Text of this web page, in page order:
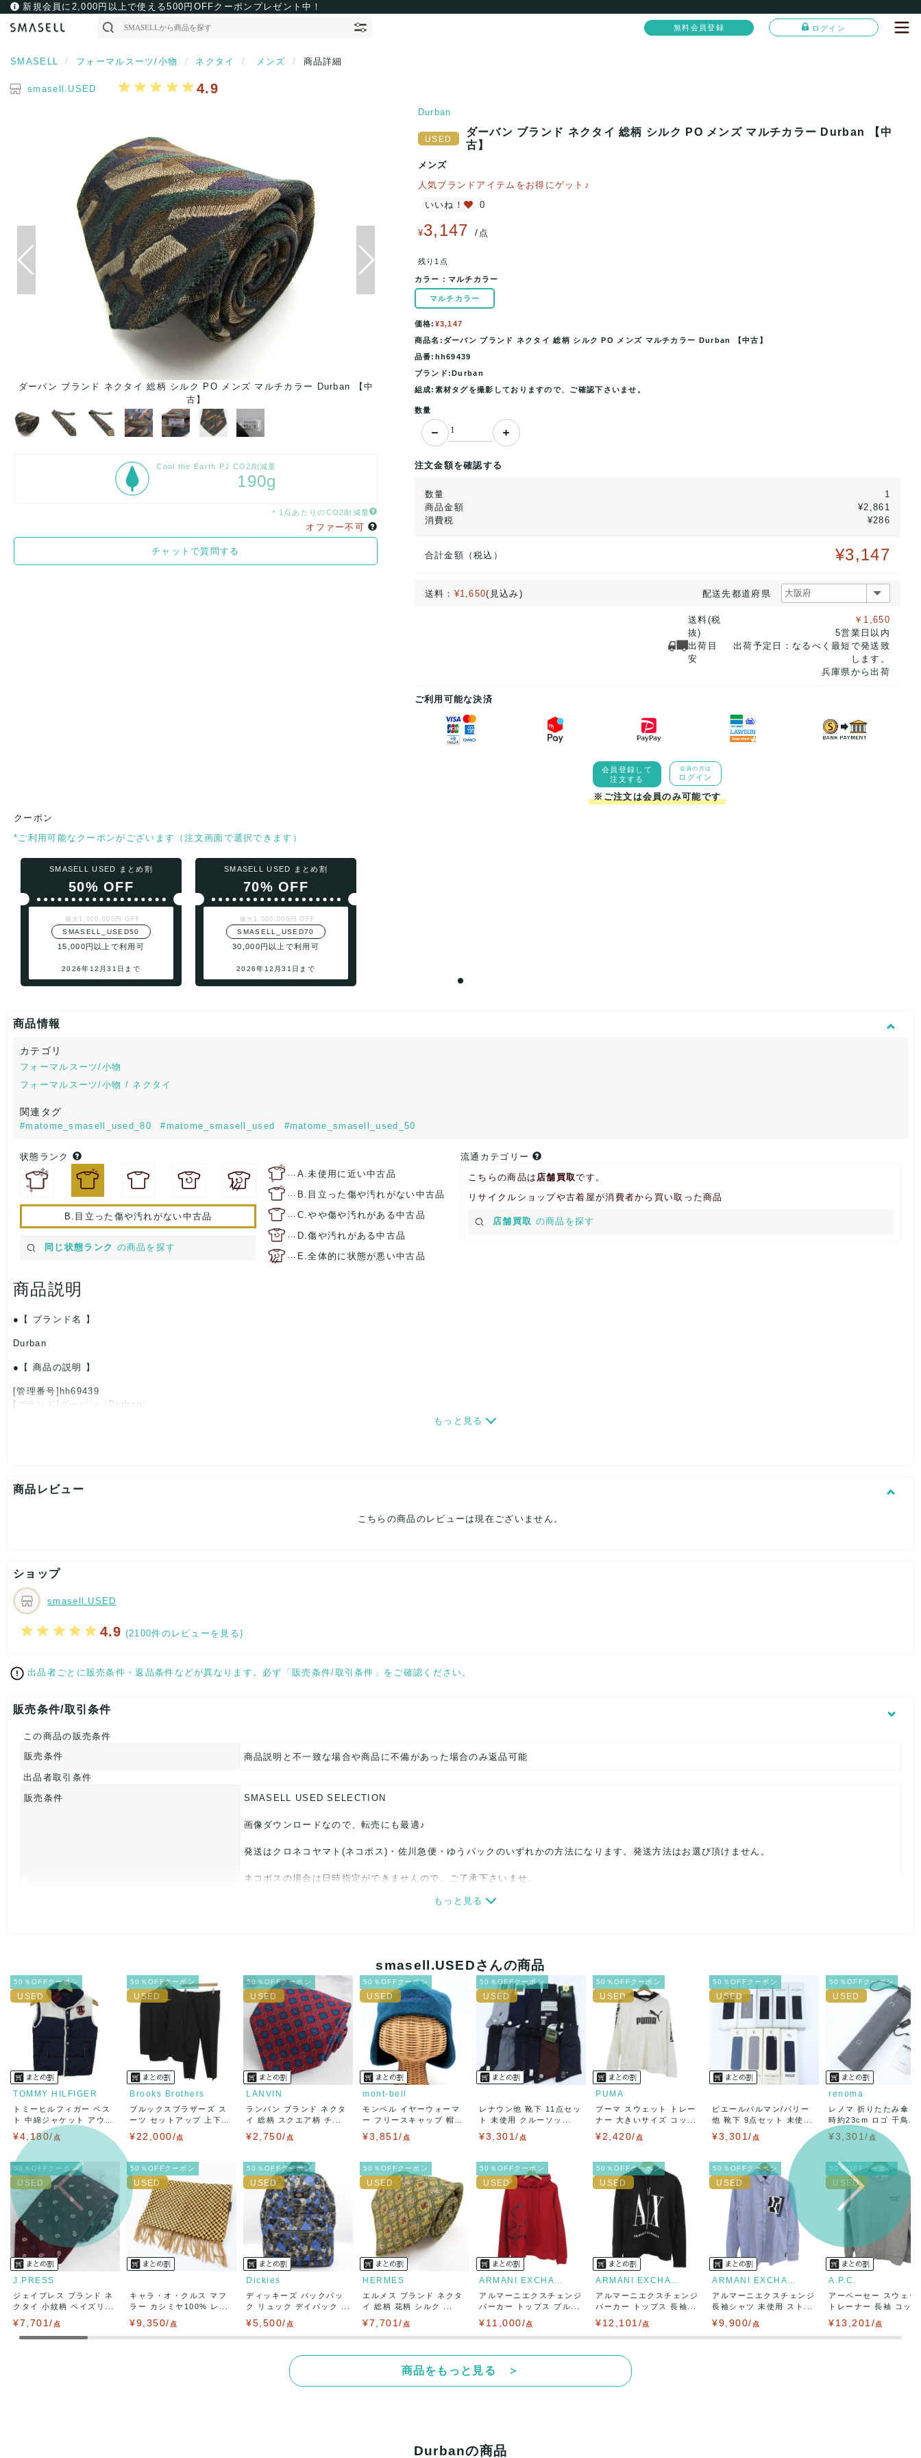
新規会員に2,000円以上で使える500円OFFクーポンプレゼント中！
無料会員登録 ログイン
SMASELL フォーマルスーツ/小物 ネクタイ メンズ 商品詳細
smasell.USED 4.9
ダーバン ブランド ネクタイ 総柄 シルク PO メンズ マルチカラー Durban 【中
古】
ダーバン ブランド ネクタイ 総柄 シルク PO メンズ マルチカラー Durban 【中
Cool the Earth PJ CO2削減量
190g
＊1点あたりのCO2削減量
オファー不可
チャットで質問する
Durban
ダーバン ブランド ネクタイ 総柄 シルク PO メンズ マルチカラー Durban 【中
古】
メンズ
人気ブランドアイテムをお得にゲット♪
いいね！
0
¥3,147 / 点
残り1点
カラー： マルチカラー
マルチカラー
価格: ¥3,147
商品名:ダーバン ブランド ネクタイ 総柄 シルク PO メンズ マルチカラー Durban 【中古】
品番:hh69439
ブランド:Durban
組成:素材タグを撮影しておりますので、ご確認下さいませ。
数量
注文金額を確認する
数量
1
商品金額
¥2,861
消費税
¥286
合計金額（税込） ¥3,147
送料： ¥1,650(見込み) 配送先都道府県
送料(税
抜)
出荷目
安
￥1,650
5営業日以内
出荷予定日：なるべく最短で発送致
します。
兵庫県から出荷
ご利用可能な決済
会員登録して
注文する
会員の方は
ログイン
※ご注文は会員のみ可能です
クーポン
*ご利用可能なクーポンがございます（注文画面で選択できます）
SMASELL USED まとめ割
50% OFF
最大1,000,000円 OFF
SMASELL_USED50
15,000円以上で利用可
2026年12月31日まで
SMASELL USED まとめ割
70% OFF
最大1,000,000円 OFF
SMASELL_USED70
30,000円以上で利用可
2026年12月31日まで
商品情報
カテゴリ
フォーマルスーツ/小物
フォーマルスーツ/小物 / ネクタイ
関連タグ
#matome_smasell_used_80 #matome_smasell_used #matome_smasell_used_50
状態ランク
B.目立った傷や汚れがない中古品
同じ状態ランク の商品を探す
… A.未使用に近い中古品
… B.目立った傷や汚れがない中古品
… C.やや傷や汚れがある中古品
… D.傷や汚れがある中古品
… E.全体的に状態が悪い中古品
流通カテゴリー
こちらの商品は 店舗買取です。
リサイクルショップや古着屋が消費者から買い取った商品
店舗買取 の商品を探す
商品説明
【 ブランド名 】
Durban
【 商品の説明 】
[管理番号]hh69439
[ブランド]ダーバン（Durban）
[サイズ]
ネクタイ全長：約-cm
こちらはUSED品になりますが、
特記する程のダメージはなく、状態良好なお品になります。
ダメージがある場合はできる限り、撮影しておりますので、
ご確認下さいませ。
ネクタイ全長：約-cm
【 素材・成分 】
素材タグを撮影しておりますので、ご確認下さいませ。
もっと見る
商品レビュー
こちらの商品のレビューは現在ございません。
ショップ
smasell.USED
4.9 (2100件のレビューを見る)
出品者ごとに販売条件・返品条件などが異なります。必ず「販売条件/取引条件」をご確認ください。
販売条件/取引条件
この商品の販売条件
販売条件
商品説明と不一致な場合や商品に不備があった場合のみ返品可能
出品者取引条件
販売条件
SMASELL USED SELECTION
画像ダウンロードなので、転売にも最適♪
発送はクロネコヤマト(ネコポス)・佐川急便・ゆうパックのいずれかの方法になります。発送方法はお選び頂けません。
ネコポスの場合は日時指定ができませんので、ご了承下さいませ。
USED品に関しましては、見る方によって状態の価値観が異なりますので、トラブルを避けるため、神経質な方や完璧な商品を求められる方は御購
また商品には細心の注意をはらっておりますが、何かございましたら、レビュー記載前に必ずコメント欄よりご連絡お願い致します。対応できるこ
とがあれば、誠意をもって対応致します。
また並行輸入品もございますので、真贋方法などお答えできない場合もございます。
万が一、購入後に偽造品等が発覚しましたら、返品・返金にて対応致しますので、ご連絡お願い致します。
決済方法 クレジットカード、メルペイ、銀行振込、PayPay、コンビニ払い
出荷 送料： ¥1,650(見込み)
送料表を確認する
出荷目安：5営業日以内
出荷予定日：なるべく最短で発送致します。
もっと見る
smasell.USEDさんの商品
50％OFFクーポン
TOMMY HILFIGER
トミーヒルフィガー ベス
ト 中綿ジャケット アウ
¥4,180/ 点
50％OFFクーポン
Brooks Brothers
ブルックスブラザーズ ス
ーツ セットアップ 上下
¥22,000/点
50％OFFクーポン
LANVIN
ランバン ブランド ネクタ
イ 総柄 スクエア柄 チ...
¥2,750/ 点
50％OFFクーポン
mont-bell
モンベル イヤーウォーマ
ー フリースキャップ 帽
¥3,851/ 点
50％OFFクーポン
レナウン他 靴下 11点セッ
ト 未使用 クルーソッ...
¥3,301/ 点
50％OFFクーポン
PUMA
プーマ スウェット トレー
ナー 大きいサイズ コッ...
¥2,420/ 点
50％OFFクーポン
ピエールバルマン/バリー
他 靴下 9点セット 未使...
¥3,301/ 点
50％OFFクーポン
renoma
レノマ 折りたたみ傘
時約23cm ロゴ 千鳥...
¥3,301/ 点
50％OFFクーポン
J.PRESS
ジェイプレス ブランド ネ
クタイ 小紋柄 ペイズリ...
¥7,701/ 点
50％OFFクーポン
キャラ・オ・クルス マフ
ラー カシミヤ100% レ...
¥9,350/ 点
50％OFFクーポン
Dickies
ディッキーズ バックパッ
ク リュック デイパック ...
¥5,500/ 点
50％OFFクーポン
HERMES
エルメス ブランド ネクタ
イ 総柄 花柄 シルク ...
¥7,701/ 点
50％OFFクーポン
アルマーニエクスチェンジ
パーカー トップス プル...
¥11,000/点
50％OFFクーポン
アルマーニエクスチェンジ
パーカー トップス 長袖...
¥12,101/点
50％OFFクーポン
アルマーニエクスチェンジ
長袖シャツ 未使用 スト...
¥9,900/ 点
50％OFFクーポン
A.P.C.
アーペーセー スウェッ
トレーナー 長袖 コッ
¥13,201/点
商品をもっと見る ＞
Durbanの商品